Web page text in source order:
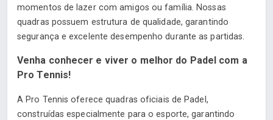
momentos de lazer com amigos ou família. Nossas
quadras possuem estrutura de qualidade, garantindo
segurança e excelente desempenho durante as partidas.
Venha conhecer e viver o melhor do Padel com a
Pro Tennis!
A Pro Tennis oferece quadras oficiais de Padel,
construídas especialmente para o esporte, garantindo